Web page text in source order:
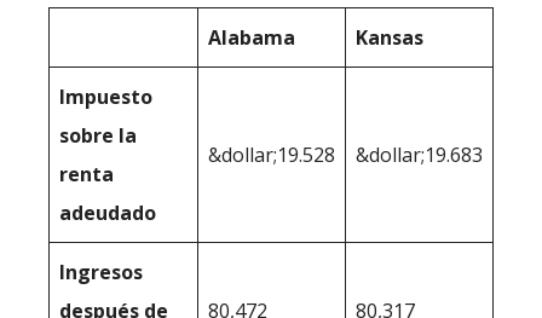
Alabama Kansas
Impuesto
sobre la
renta
adeudado
&dollar;19.528 &dollar;19.683
Ingresos
después de
80,472 80,317